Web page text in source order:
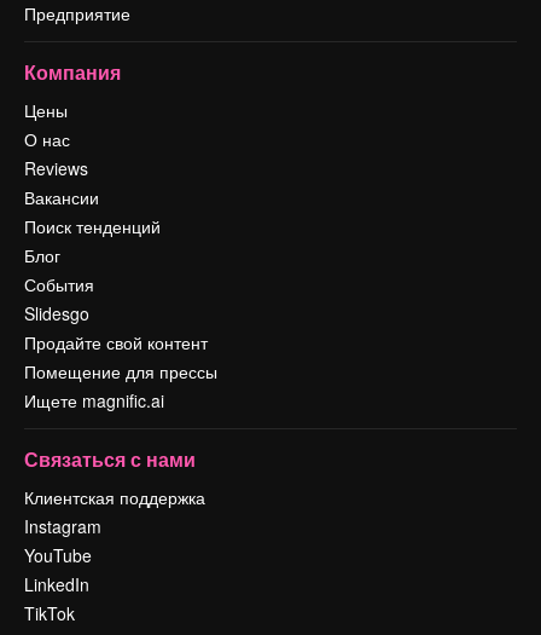
Предприятие
Компания
Цены
О нас
Reviews
Вакансии
Поиск тенденций
Блог
События
Slidesgo
Продайте свой контент
Помещение для прессы
Ищете magnific.ai
Связаться с нами
Клиентская поддержка
Instagram
YouTube
LinkedIn
TikTok